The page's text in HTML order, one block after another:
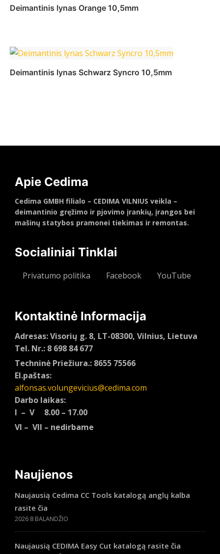
Deimantinis lynas Orange 10,5mm
Daugiau
Deimantinis lynas Schwarz Syncro 10,5mm
Apie Cedima
Cedima GMBH filialo – CEDIMA VILNIUS veikla –
deimantinio gręžimo ir pjovimo įrankių, įrangos bei
mašinų statybos pramonei tiekimas ir remontas.
Socialiniai Tinklai
Privatumo politika Facebook YouTube
Kontaktinė Informacija
Adresas: Visorių g. 8, LT-08300, Vilnius, Lietuva
Tel. Nr.: 8 698 84 677
Techninė Priežiura.: 8655 75566
El.paštas:
alfonsas.volungevicius@cedima.com
Darbo laikas:
I – V 8.00 – 17.00
VI – VII – nedirbame
Naujienos
Naujausią Cedima CC Tools katalogą anglų kalba
rasite čia
2026 8 BALANDŽIO
Naujausią CEDIMA Easy Cut katalogą rasite čia